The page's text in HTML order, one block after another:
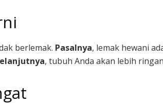
berlemak. Pasalnya, lemak hewani
, tubuh Anda akan lebih